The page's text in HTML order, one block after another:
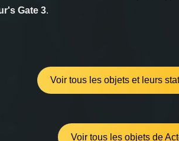
Gate 3.
Voir tous les objets et leurs
Voir tous les objets de